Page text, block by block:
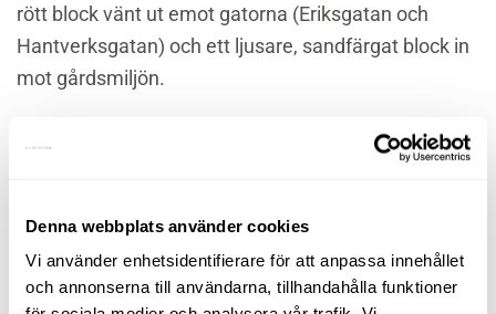
Denna webbplats använder cookies
Vi använder enhetsidentifierare för att anpassa innehållet
och annonserna till användarna, tillhandahålla funktioner
rött block vänt ut emot gatorna (Eriksgatan och
Hantverksgatan) och ett ljusare, sandfärgat block in
mot gårdsmiljön.
Plats
Älmhult
År
2019